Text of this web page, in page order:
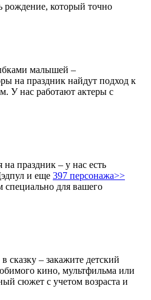
рождение, который точно
малышей –
на праздник найдут подход к
У нас работают актеры с
праздник – у нас есть
и еще 397 персонажа>>
для вашего
сказку – закажите детский
кино, мультфильма или
сюжет с учетом возраста и